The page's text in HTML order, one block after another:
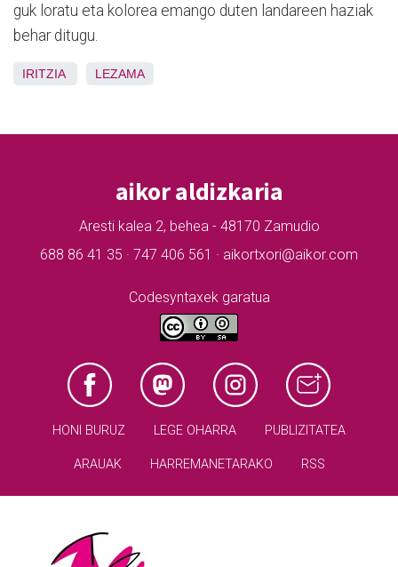
guk loratu eta kolorea emango duten landareen haziak
behar ditugu.
IRITZIA LEZAMA
aikor aldizkaria
Aresti kalea 2, behea - 48170 Zamudio
688 86 41 35 · 747 406 561 · aikortxori@aikor.com
Codesyntaxek garatua
HONI BURUZ LEGE OHARRA PUBLIZITATEA
ARAUAK HARREMANETARAKO RSS